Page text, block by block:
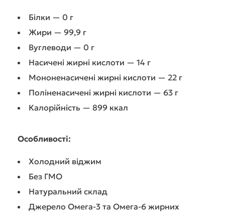
Білки — 0 г
Жири — 99,9 г
Вуглеводи — 0 г
Насичені жирні кислоти — 14 г
Мононенасичені жирні кислоти — 22 г
Поліненасичені жирні кислоти — 63 г
Калорійність — 899 ккал
Особливості:
Холодний віджим
Без ГМО
Натуральний склад
Джерело Омега-3 та Омега-6 жирних